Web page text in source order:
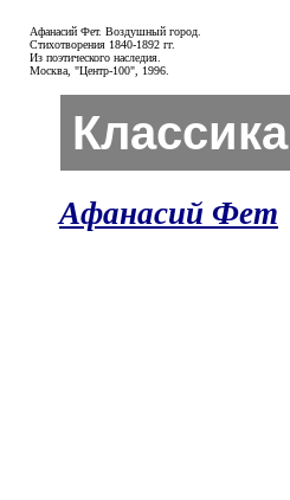
Афанасий Фет. Воздушный город.
Стихотворения 1840-1892 гг.
Из поэтического наследия.
Москва, "Центр-100", 1996.
Классика
Афанасий Фет